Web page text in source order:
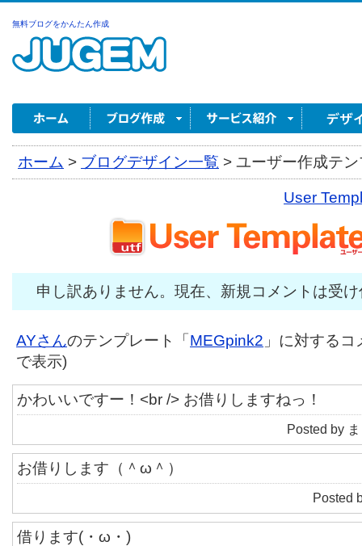
無料ブログをかんたん作成
ホーム > ブログデザイン一覧 > ユーザー作成テ
User
申し訳ありません。現在、新規コメントは受
AYさんのテンプレート「 MEGpink2 」に対する
で表示)
かわいいですー！<br /> お借りしますねっ！
Posted by
お借りします（＾ω＾）
Posted
借ります(・ω・)